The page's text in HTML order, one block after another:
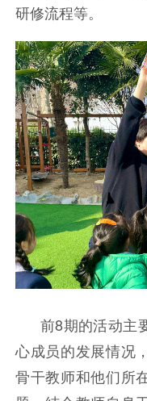
研修流程等。
前8期的活动主
心成员的发展情况
骨干教师和他们所